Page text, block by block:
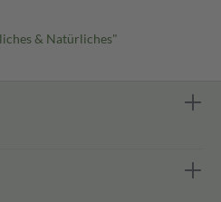
& Natürliches"